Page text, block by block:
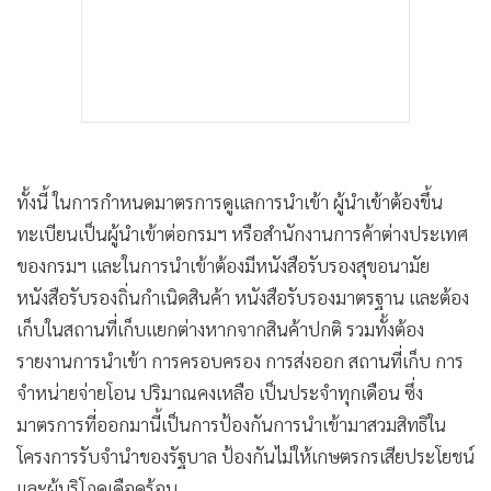
ทั้งนี้ ในการกำหนดมาตรการดูแลการนำเข้า ผู้นำเข้าต้องขึ้น
ทะเบียนเป็นผู้นำเข้าต่อกรมฯ หรือสำนักงานการค้าต่างประเทศ
ของกรมฯ และในการนำเข้าต้องมีหนังสือรับรองสุขอนามัย
หนังสือรับรองถิ่นกำเนิดสินค้า หนังสือรับรองมาตรฐาน และต้อง
เก็บในสถานที่เก็บแยกต่างหากจากสินค้าปกติ รวมทั้งต้อง
รายงานการนำเข้า การครอบครอง การส่งออก สถานที่เก็บ การ
จำหน่ายจ่ายโอน ปริมาณคงเหลือ เป็นประจำทุกเดือน ซึ่ง
มาตรการที่ออกมานี้เป็นการป้องกันการนำเข้ามาสวมสิทธิใน
โครงการรับจำนำของรัฐบาล ป้องกันไม่ให้เกษตรกรเสียประโยชน์